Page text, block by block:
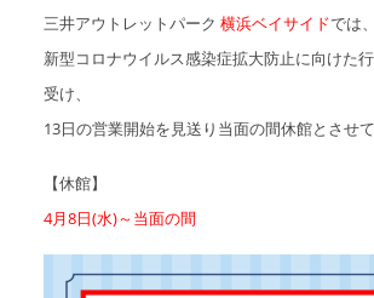
リンク
三井アウトレットパーク 横浜ベイサイドでは、
新型コロナウイルス感染症拡大防止に向けた
受け、
13日の営業開始を見送り当面の間休館とさせて
【休館】
4月8日(水)～当面の間